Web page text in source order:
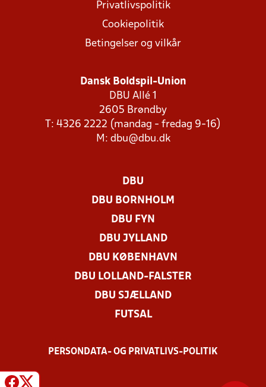
Privatlivspolitik
Cookiepolitik
Betingelser og vilkår
Dansk Boldspil-Union
DBU Allé 1
2605 Brøndby
T: 4326 2222 (mandag - fredag 9-16)
M: dbu@dbu.dk
DBU
DBU BORNHOLM
DBU FYN
DBU JYLLAND
DBU KØBENHAVN
DBU LOLLAND-FALSTER
DBU SJÆLLAND
FUTSAL
PERSONDATA- OG PRIVATLIVS-POLITIK